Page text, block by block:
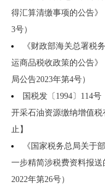
得汇算清缴事项的公告
3号）
《财政部海关总署税
运商品税收政策的公告
局公告2023年第4号）
国税发〔1994〕114
开采石油资源缴纳增值
止】
《国家税务总局关于
一步精简涉税费资料报
2022年第26号）